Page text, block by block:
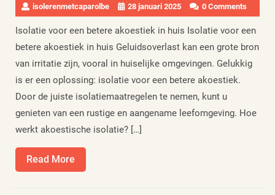
isolerenmetcaparolbe 28 januari 2025 0 Comments
Isolatie voor een betere akoestiek in huis Isolatie voor een
betere akoestiek in huis Geluidsoverlast kan een grote bron
van irritatie zijn, vooral in huiselijke omgevingen. Gelukkig
is er een oplossing: isolatie voor een betere akoestiek.
Door de juiste isolatiemaatregelen te nemen, kunt u
genieten van een rustige en aangename leefomgeving. Hoe
werkt akoestische isolatie? […]
Read More
More